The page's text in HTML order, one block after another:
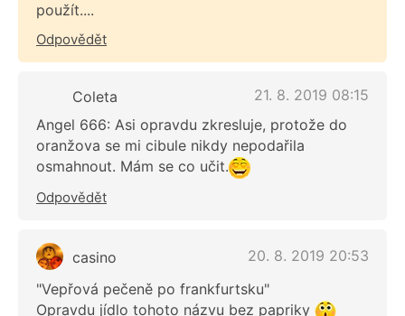
použít....
Odpovědět
Coleta
21. 8. 2019 08:15
Angel 666: Asi opravdu zkresluje, protože do
oranžova se mi cibule nikdy nepodařila
osmahnout. Mám se co učit.
Odpovědět
casino
20. 8. 2019 20:53
"Vepřová pečeně po frankfurtsku"
Opravdu jídlo tohoto názvu bez papriky